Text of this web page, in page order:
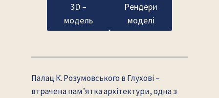
3D –
модель
Рендери
моделі
Палац К. Розумовського в Глухові –
втрачена пам’ятка архітектури, одна з